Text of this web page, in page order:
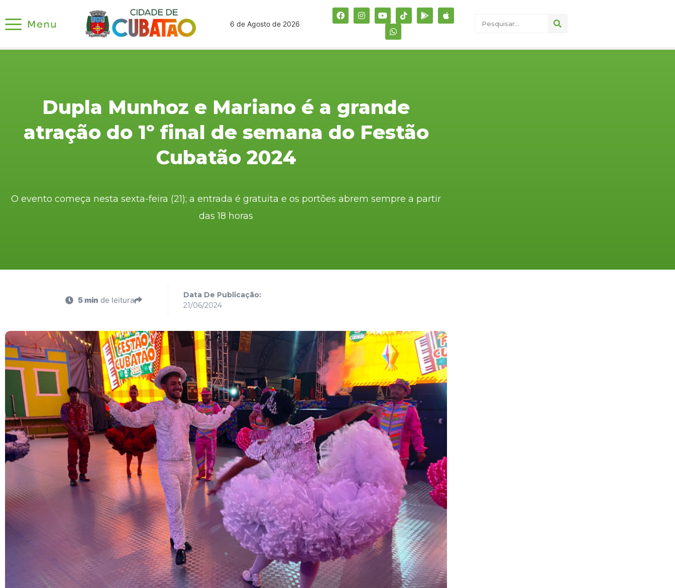
6 de Agosto de 2026
Dupla Munhoz e Mariano é a grande
atração do 1º final de semana do Festão
Cubatão 2024
O evento começa nesta sexta-feira (21); a entrada é gratuita e os portões abrem sempre a partir
das 18 horas
5 min de leitura
Data De Publicação:
21/06/2024